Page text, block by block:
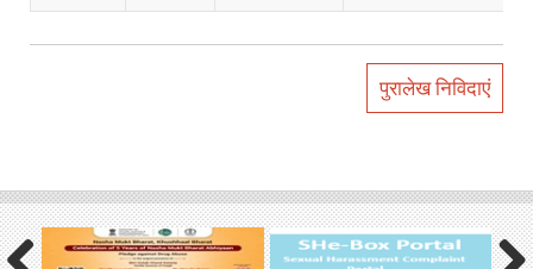
पुरालेख निविदाएं